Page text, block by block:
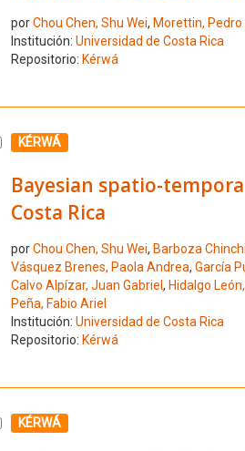
porChou Chen, Shu Wei, Morettin, Pedro
Institución: Universidad de Costa Rica
Repositorio: Kérwá
Seleccione el número de resultado 3
KÉRWÁ
Bayesian spatio-
Costa Rica
porChou Chen, Shu Wei, Barboza
Vásquez Brenes, Paola Andrea, García
Calvo Alpízar, Juan Gabriel , Hidalgo
Peña, Fabio Ariel
Institución: Universidad de Costa Rica
Repositorio: Kérwá
Seleccione el número de resultado 4
KÉRWÁ